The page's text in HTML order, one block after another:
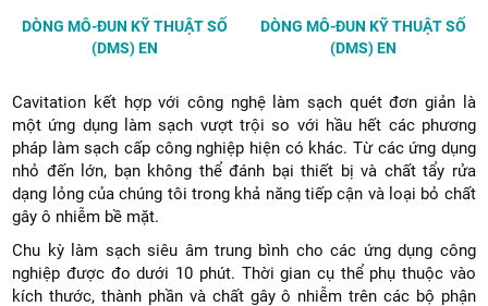
DÒNG MÔ-ĐUN KỸ THUẬT SỐ
(DMS) EN
DÒNG MÔ-ĐUN KỸ THUẬT SỐ
(DMS) EN
Cavitation kết hợp với công nghệ làm sạch quét đơn giản là
một ứng dụng làm sạch vượt trội so với hầu hết các phương
pháp làm sạch cấp công nghiệp hiện có khác. Từ các ứng dụng
nhỏ đến lớn, bạn không thể đánh bại thiết bị và chất tẩy rửa
dạng lỏng của chúng tôi trong khả năng tiếp cận và loại bỏ chất
gây ô nhiễm bề mặt.
Chu kỳ làm sạch siêu âm trung bình cho các ứng dụng công
nghiệp được đo dưới 10 phút. Thời gian cụ thể phụ thuộc vào
kích thước, thành phần và chất gây ô nhiễm trên các bộ phận